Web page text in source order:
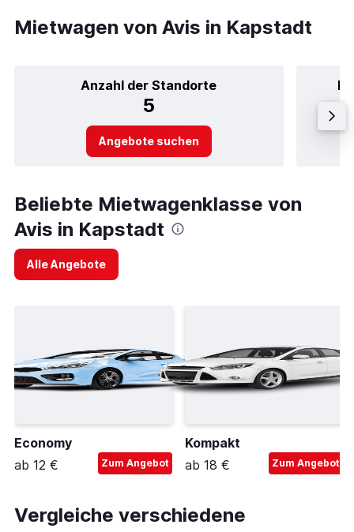
Mietwagen von Avis in Kapstadt
Anzahl der Standorte
5
Angebote suchen
Beliebte Mietwagenklasse von
Avis in Kapstadt
Alle Angebote
Economy
ab 12 €
Zum Angebot
Kompakt
ab 18 €
Zum Angebot
Vergleiche verschiedene